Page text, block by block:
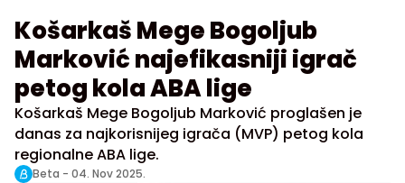
Košarkaš Mege Bogoljub
Marković najefikasniji igrač
petog kola ABA lige
Košarkaš Mege Bogoljub Marković proglašen je
danas za najkorisnijeg igrača (MVP) petog kola
regionalne ABA lige.
Beta - 04. Nov 2025.